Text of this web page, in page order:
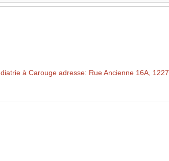
à Carouge adresse: Rue Ancienne 16A, 1227